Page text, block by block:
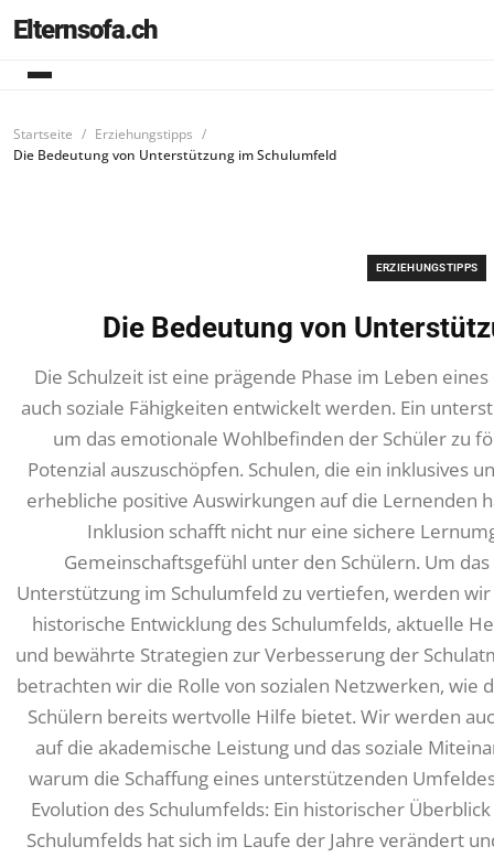
Elternsofa.ch
Startseite
Erziehungstipps
Die Bedeutung von Unterstützung im Schulumfeld
ERZIEHUNGSTIPPS
Die Bedeutung von
Die Schulzeit ist eine prägende Phase im Leben
auch soziale Fähigkeiten entwickelt werden. Ein
um das emotionale Wohlbefinden der Schüler zu
Potenzial auszuschöpfen. Schulen, die ein inklusives
erhebliche positive Auswirkungen auf die Lernenden
Inklusion schafft nicht nur eine sichere
Gemeinschaftsgefühl unter den Schülern. Um
Unterstützung im Schulumfeld zu vertiefen, werden
historische Entwicklung des Schulumfelds, aktuelle
und bewährte Strategien zur Verbesserung der
betrachten wir die Rolle von sozialen Netzwerken, wie
Schülern bereits wertvolle Hilfe bietet. Wir werden
auf die akademische Leistung und das soziale
warum die Schaffung eines unterstützenden
Evolution des Schulumfelds: Ein historischer
Schulumfelds hat sich im Laufe der Jahre verändert